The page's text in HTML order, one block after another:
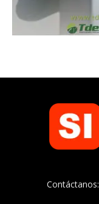
Contáctanos: